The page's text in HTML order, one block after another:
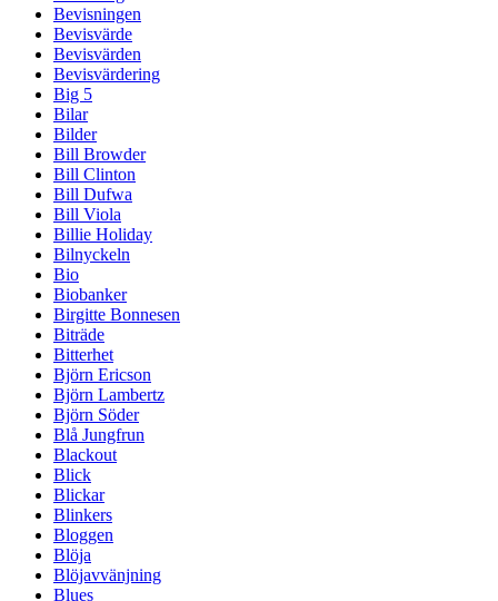
Bevisningen
Bevisvärde
Bevisvärden
Bevisvärdering
Big 5
Bilar
Bilder
Bill Browder
Bill Clinton
Bill Dufwa
Bill Viola
Billie Holiday
Bilnyckeln
Bio
Biobanker
Birgitte Bonnesen
Biträde
Bitterhet
Björn Ericson
Björn Lambertz
Björn Söder
Blå Jungfrun
Blackout
Blick
Blickar
Blinkers
Bloggen
Blöja
Blöjavvänjning
Blues